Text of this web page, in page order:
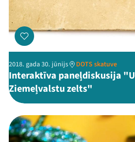
2018. gada 30. jūnijs DOTS skatuve
Interaktīva paneļdiskusija
Ziemeļvalstu zelts"